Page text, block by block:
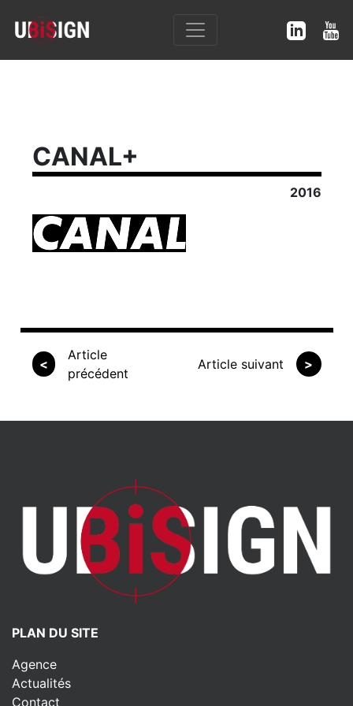
CANAL+
2016
<
Article
précédent
Article suivant >
PLAN DU SITE
Agence
Actualités
Contact